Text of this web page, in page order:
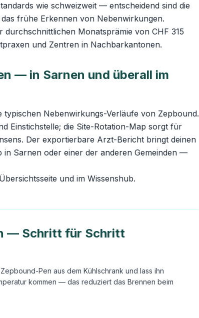
wie schweizweit — entscheidend sind die
frühe Erkennen von Nebenwirkungen.
Monatsprämie von CHF 315
und Zentren in Nachbarkantonen.
— in Sarnen und überall im
typischen Nebenwirkungs-Verläufe von Zepbound.
Einstichstelle; die Site-Rotation-Map sorgt für
Der exportierbare Arzt-Bericht bringt deinen
Sarnen oder einer der anderen Gemeinden —
und im Wissenshub.
— Schritt für Schritt
Pen aus dem Kühlschrank und lass ihn
kommen — das reduziert das Brennen beim